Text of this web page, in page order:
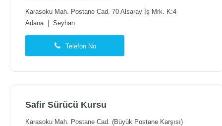
Karasoku Mah. Postane Cad. 70 Alsaray İş Mrk. K:4
Adana| Seyhan
Telefon No
Safir Sürücü Kursu
Karasoku Mah. Postane Cad. (Büyük Postane Karşısı)